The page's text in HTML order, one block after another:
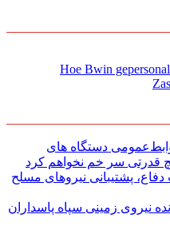
Hoe Bwin
دستگاه های
قدرتی سر خم نخواهم کرد
پشتیبانی نیرو‌های مسلح
نیروی زمینی سپاه پاسداران